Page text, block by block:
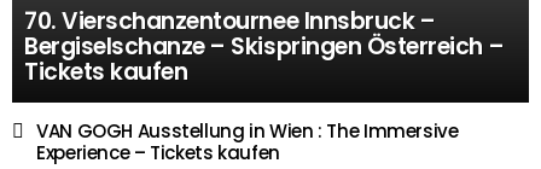
70. Vierschanzentournee Innsbruck –
Bergiselschanze – Skispringen Österreich –
Tickets kaufen
VAN GOGH Ausstellung in Wien : The Immersive
Experience – Tickets kaufen